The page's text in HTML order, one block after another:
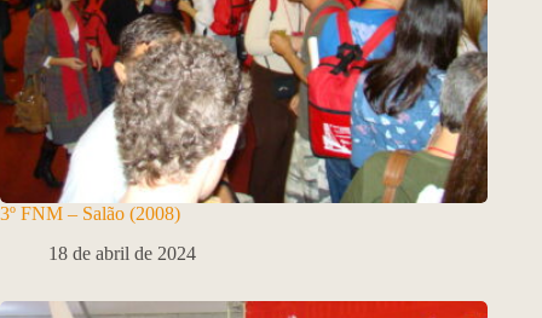
3º FNM – Salão (2008)
18 de abril de 2024